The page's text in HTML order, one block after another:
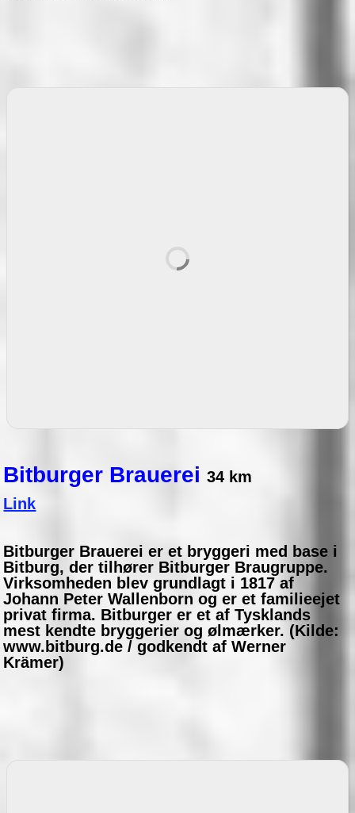
Bitburger Brauerei34 km
Link
Bitburger Brauerei er et bryggeri med base i
Bitburg, der tilhører Bitburger Braugruppe.
Virksomheden blev grundlagt i 1817 af
Johann Peter Wallenborn og er et familieejet
privat firma. Bitburger er et af Tysklands
mest kendte bryggerier og ølmærker. (Kilde:
www.bitburg.de / godkendt af Werner
Krämer)